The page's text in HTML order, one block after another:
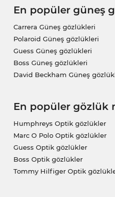
En popüler güneş
Carrera Güneş gözlükleri
Polaroid Güneş gözlükleri
Guess Güneş gözlükleri
Boss Güneş gözlükleri
David Beckham Güneş
En popüler gözlük
Humphreys Optik gözlükler
Marc O Polo Optik gözlükler
Guess Optik gözlükler
Boss Optik gözlükler
Tommy Hilfiger Optik